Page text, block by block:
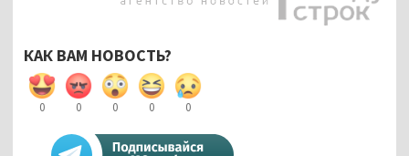
КАК ВАМ НОВОСТЬ?
0 0 0 0 0